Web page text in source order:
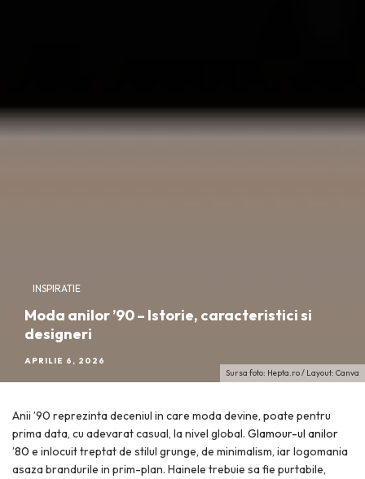
Sursa foto: Hepta.ro / Layout: Canva
INSPIRATIE
Moda anilor ’90 – Istorie, caracteristici si
designeri
APRILIE 6, 2026
Anii ’90 reprezinta deceniul in care moda devine, poate pentru
prima data, cu adevarat casual, la nivel global. Glamour-ul anilor
’80 e inlocuit treptat de stilul grunge, de minimalism, iar logomania
asaza brandurile in prim-plan. Hainele trebuie sa fie purtabile,